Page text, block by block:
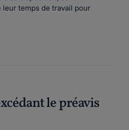
temps de travail pour
le préavis